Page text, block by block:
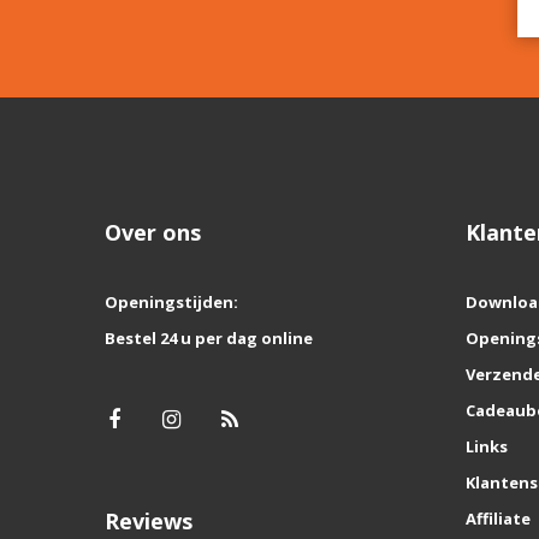
Over ons
Openingstijden:
Bestel 24 u per dag online
Reviews
Links
Affiliate